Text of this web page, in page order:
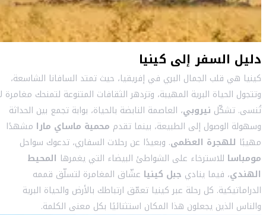
دليل السفر إلى كينيا
كينيا هي قلب الجمال البري في إفريقيا، حيث تمتد السافانا الشاسعة،
وتتجول الحياة البرية المهيبة، وتزدهر الثقافات المتنوعة لتمنحك مغامرة
تُنسى. تشكّل نيروبي، العاصمة النابضة بالحياة، بوابة تجمع بين الحداثة
وسهولة الوصول إلى الطبيعة، بينما تقدم محمية ماساي مارا مشهدًا
مهيبًا للهجرة العظمى. وبعيدًا عن رحلات السفاري، تدعوك سواحل
مومباسا للاسترخاء على الشواطئ البيضاء التي يغمرها المحيط
الهندي، فيما ينادي جبل كينيا عشّاق المغامرة لتسلّق قممه
الدراماتيكية. كل رحلة عبر كينيا تعمّق ارتباطك بالأرض والحياة البرية
والناس الذين يجعلون هذا المكان استثنائيًا بكل معنى الكلمة.